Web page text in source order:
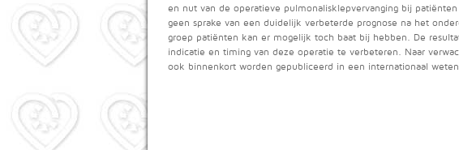
en nut van de operatieve pulmonalisklepvervanging bij
geen sprake van een duidelijk verbeterde prognose na het
groep patiënten kan er mogelijk toch baat bij hebben. De
indicatie en timing van deze operatie te verbeteren. Naar
ook binnenkort worden gepubliceerd in een internationaal